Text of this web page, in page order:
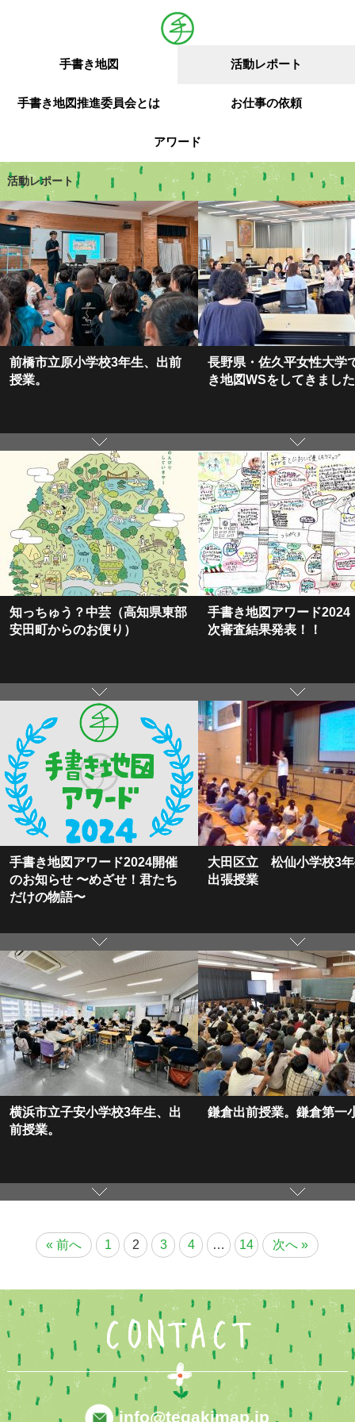
手書き地図 活動レポート
手書き地図推進委員会とは お仕事の依頼
アワード
活動レポート
前橋市立原小学校3年生、出前
授業。
長野県・佐久平女性大学
き地図WSをしてきまし
知っちゅう？中芸（高知県東部
安田町からのお便り）
手書き地図アワード
次審査結果発表！！
手書き地図アワード2024開催
のお知らせ 〜めざせ！君たち
だけの物語〜
大田区立 松仙小学校3
出張授業
横浜市立子安小学校3年生、出
前授業。
鎌倉出前授業。鎌倉第一
« 前へ 1 2 3 4 … 14 次へ »
CONTACT
info@tegakimap.jp